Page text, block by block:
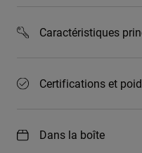
Caractéristiques
Certifications et
Dans la boîte